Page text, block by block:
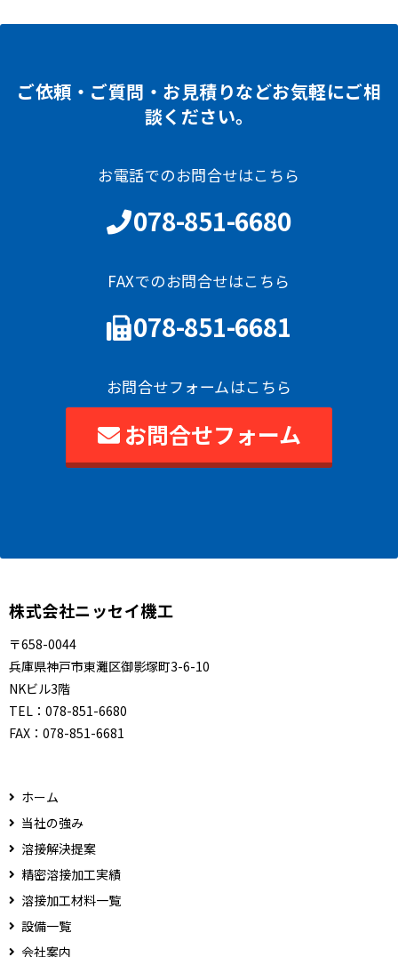
ご依頼・ご質問・お見積りなどお気軽にご相
談ください。
お電話でのお問合せはこちら
078-851-6680
FAXでのお問合せはこちら
078-851-6681
お問合せフォームはこちら
お問合せフォーム
株式会社ニッセイ機工
〒658-0044
兵庫県神戸市東灘区御影塚町3-6-10
NKビル3階
TEL： 078-851-6680
FAX： 078-851-6681
ホーム
当社の強み
溶接解決提案
精密溶接加工実績
溶接加工材料一覧
設備一覧
会社案内